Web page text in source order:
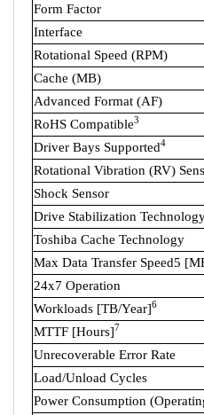
Form Factor
Interface
Rotational Speed (RPM)
Cache (MB)
Advanced Format (AF)
RoHS Compatible3
Driver Bays Supported4
Rotational Vibration (RV)
Shock Sensor
Drive Stabilization
Toshiba Cache Technology
Max Data Transfer Speed5
24x7 Operation
Workloads [TB/Year]6
MTTF [Hours]7
Unrecoverable Error Rate
Load/Unload Cycles
Power Consumption